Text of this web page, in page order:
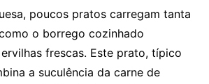
poucos pratos carregam tanta
o borrego cozinhado
frescas. Este prato, típico
a suculência da carne de